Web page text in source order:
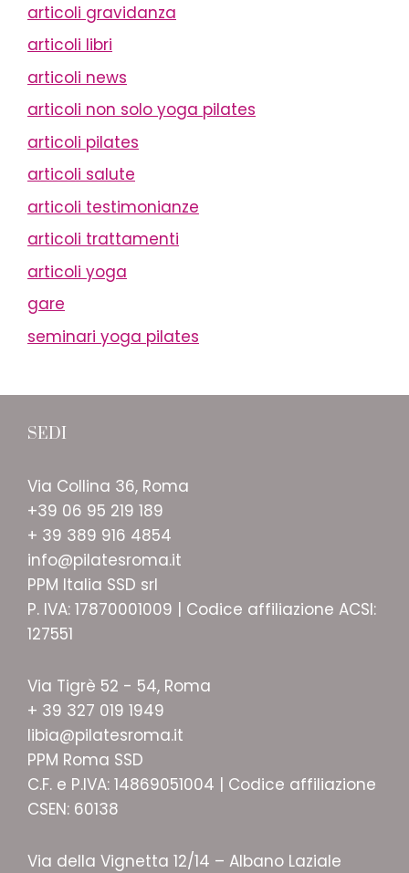
articoli gravidanza
articoli libri
articoli news
articoli non solo yoga pilates
articoli pilates
articoli salute
articoli testimonianze
articoli trattamenti
articoli yoga
gare
seminari yoga pilates
SEDI
Via Collina 36, Roma
+39 06 95 219 189
+ 39 389 916 4854
info@pilatesroma.it
PPM Italia SSD srl
P. IVA: 17870001009 | Codice affiliazione ACSI:
127551
Via Tigrè 52 - 54, Roma
+ 39 327 019 1949
libia@pilatesroma.it
PPM Roma SSD
C.F. e P.IVA: 14869051004 | Codice affiliazione
CSEN: 60138
Via della Vignetta 12/14 – Albano Laziale